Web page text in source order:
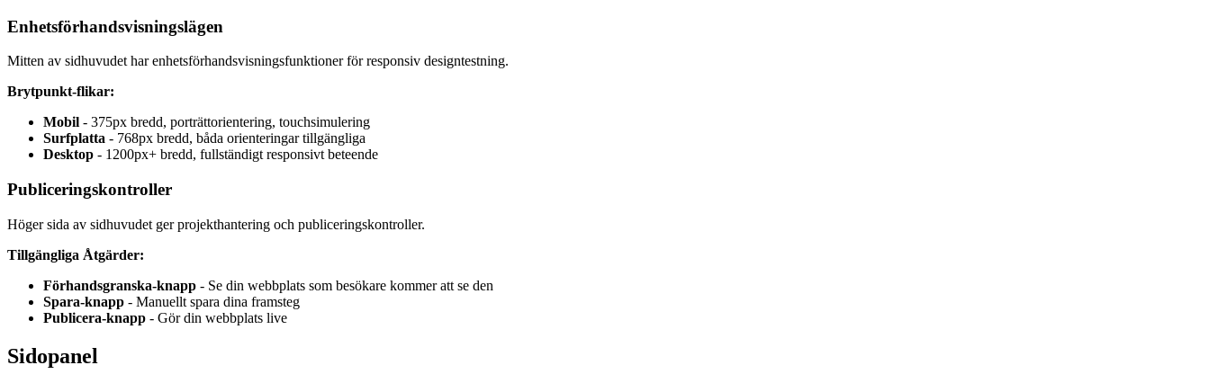
Enhetsförhandsvisningslägen
Mitten av sidhuvudet har enhetsförhandsvisningsfunktioner för responsiv designtestning.
Brytpunkt-flikar:
Mobil - 375px bredd, porträttorientering, touchsimulering
Surfplatta - 768px bredd, båda orienteringar tillgängliga
Desktop - 1200px+ bredd, fullständigt responsivt beteende
Publiceringskontroller
Höger sida av sidhuvudet ger projekthantering och publiceringskontroller.
Tillgängliga Åtgärder:
Förhandsgranska-knapp - Se din webbplats som besökare kommer att se den
Spara-knapp - Manuellt spara dina framsteg
Publicera-knapp - Gör din webbplats live
Sidopanel